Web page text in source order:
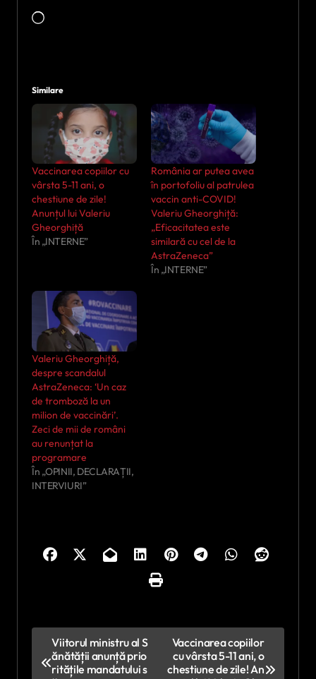
Încarc...
Similare
Vaccinarea copiilor cu
vârsta 5-11 ani, o
chestiune de zile!
Anunțul lui Valeriu
Gheorghiță
În „INTERNE”
România ar putea avea
în portofoliu al patrulea
vaccin anti-COVID!
Valeriu Gheorghiță:
„Eficacitatea este
similară cu cel de la
AstraZeneca”
În „INTERNE”
Valeriu Gheorghiță,
despre scandalul
AstraZeneca: ‘Un caz
de tromboză la un
milion de vaccinări’.
Zeci de mii de români
au renunțat la
programare
În „OPINII, DECLARAȚII,
INTERVIURI”
Viitorul ministru al S
ănătății anunță prio
ritățile mandatului s
Vaccinarea copiilor
cu vârsta 5-11 ani, o
chestiune de zile! An